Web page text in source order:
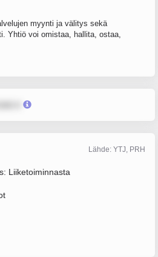
myynti ja välitys sekä
Yhtiö voi omistaa, hallita, ostaa,
Lähde: YTJ, PRH
Liiketoiminnasta